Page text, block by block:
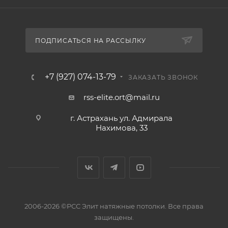
ПОДПИСАТЬСЯ НА РАССЫЛКУ
+7 (927) 074-13-79 ЗАКАЗАТЬ ЗВОНОК
rss-elite.ort@mail.ru
г. Астрахань ул. Адмирала
Нахимова, 33
2006-2026 ©РСС Элит натяжные потолки. Все права
защищены.